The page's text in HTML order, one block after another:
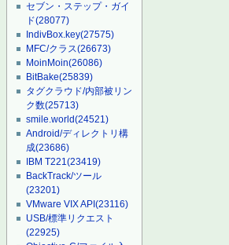
セブン・ステップ・ガイ
ド(28077)
IndivBox.key(27575)
MFC/クラス(26673)
MoinMoin(26086)
BitBake(25839)
タグクラウド/内部被リン
ク数(25713)
smile.world(24521)
Android/ディレクトリ構
成(23686)
IBM T221(23419)
BackTrack/ツール
(23201)
VMware VIX API(23116)
USB/標準リクエスト
(22925)